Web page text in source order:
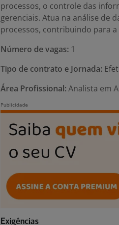
processos, o controle das
gerenciais. Atua na análise de
processos, contribuindo para
Número de vagas: 1
Tipo de contrato e Jornada:
Área Profissional: Analista em
Exigências